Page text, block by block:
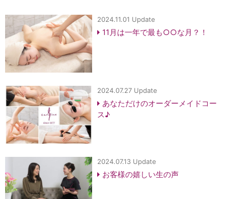
2024.11.01 Update
11月は一年で最も○○な月？！
2024.07.27 Update
あなただけのオーダーメイドコー
ス♪
2024.07.13 Update
お客様の嬉しい生の声